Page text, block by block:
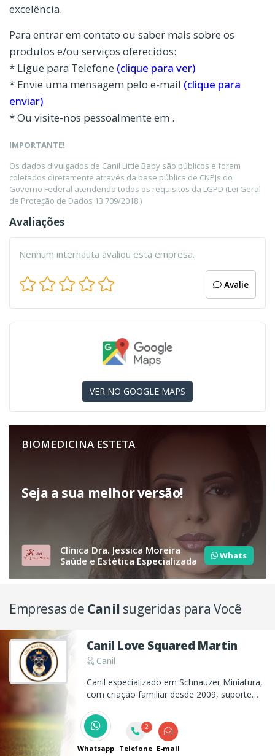
excelência.
Para entrar em contato ou saber mais sobre os
produtos e/ou serviços oferecidos:
* Ligue para Telefone (clique para ver)
* Envie uma mensagem pelo e-mail (clique para
enviar)
* Ou visite-nos pessoalmente em .
IMPORTANTE!
Os dados divulgados de Canil Little Baby são públicos e foram
coletados diretamente através da base pública de CNPJs do
Governo Federal atendendo todos os requisitos da LGPD (Lei Geral
de Proteção de Dados 13.709/2018 )
Avaliações
Nenhum internauta avaliou esta empresa.
Avalie
VER NO GOOGLE MAPS
BIOMEDICINA ESTETA
Seja a sua melhor versão!
Clínica Dra. Jessica Moreira
Saúde e Estética Especializada
Whats
Empresas de Canil sugeridas para Você
Canil Love Squared Martin
Canil
Canil especializado em Schnauzer Miniatura,
com criação familiar desde 2009, suporte
procedência confiável. Atendimento com
hora marcada.
Whatsapp
2
Telefone E-mail